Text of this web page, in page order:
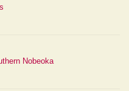
Nobeoka